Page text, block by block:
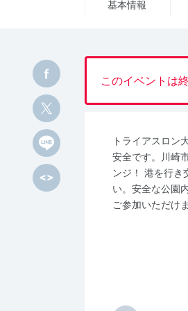
基本情報
このイベントは
トライアスロン
安全です。川崎
ンジ！ 港を行き
い。安全な公園
ご参加いただけ